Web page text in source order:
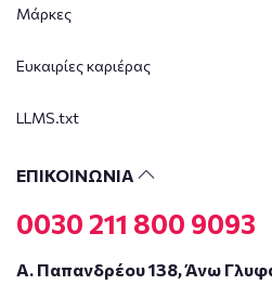
Μάρκες
Ευκαιρίες καριέρας
LLMS.txt
ΕΠΙΚΟΙΝΩΝΙΑ
0030 211 800 9093
Α. Παπανδρέου 138, Άνω